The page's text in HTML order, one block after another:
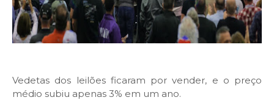
Vedetas dos leilões ficaram por vender, e o preço
médio subiu apenas 3% em um ano.